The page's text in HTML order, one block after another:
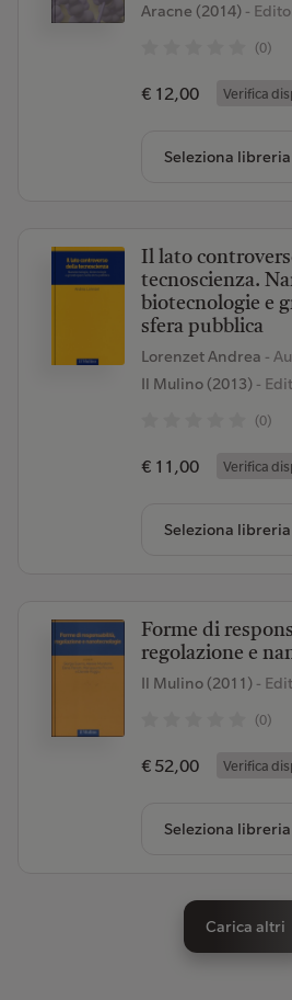
Aracne (2014)-
(0)
€ 12,00 Verifica
Seleziona libreria
Il lato
tecnoscienza.
biotecnologie e
sfera pubblica
Lorenzet Andrea -
Il Mulino (2013)-
(0)
€ 11,00 Verifica
Seleziona libreria
Forme di
regolazione e
Il Mulino (2011)-
(0)
€ 52,00 Verifica
Seleziona libreria
Carica altri